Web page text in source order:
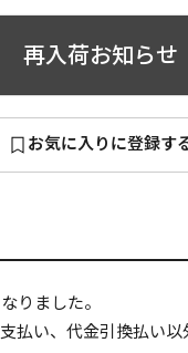
再入荷お知らせ
お気に入りに登録す
りました。
払い、代金引換払い